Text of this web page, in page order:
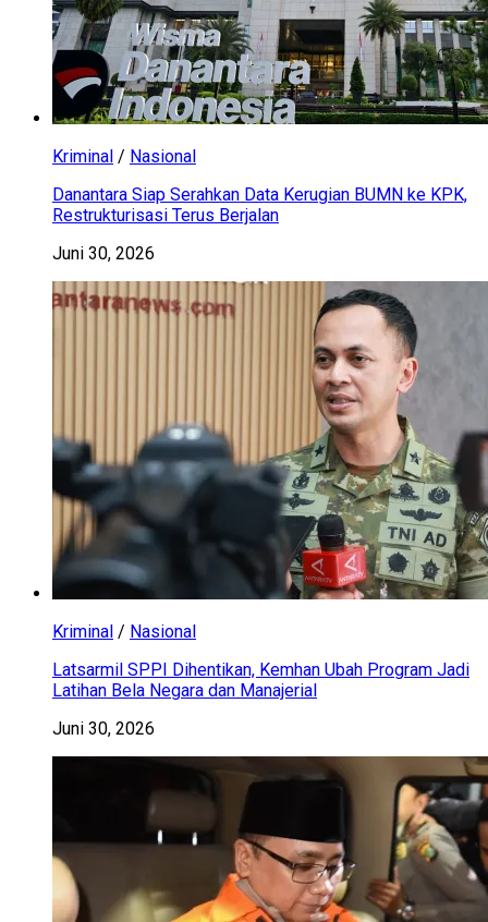
Kriminal / Nasional
Danantara Siap Serahkan Data Kerugian BUMN ke KPK,
Restrukturisasi Terus Berjalan
Juni 30, 2026
Kriminal / Nasional
Latsarmil SPPI Dihentikan, Kemhan Ubah Program Jadi
Latihan Bela Negara dan Manajerial
Juni 30, 2026